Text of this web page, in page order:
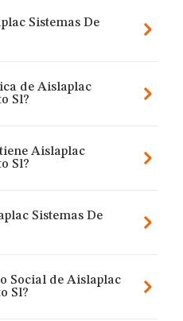
Sistemas De
de Aislaplac
Sl?
Aislaplac
Sl?
Sistemas De
Social de Aislaplac
Sl?